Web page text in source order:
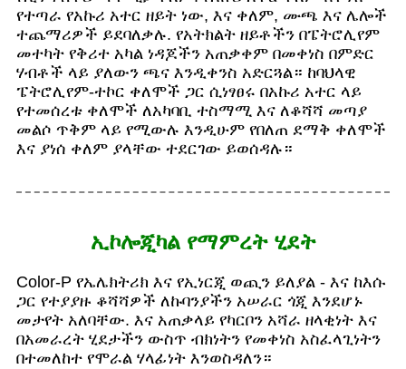
የተጣራ የአኩሪ አተር ዘይት ነው, እና ቀለም, ሙጫ እና ሌሎች
ተጨማሪዎች ይደባለቃሉ. የአትክልት ዘይቶችን በፔትሮሊየም
መተካት የቅሪተ አካል ነዳጆችን አጠቃቀም በመቀነስ በምድር
ሃብቶች ላይ ያለውን ጫና እንዲቀንስ አድርጓል። ከባህላዊ
ፔትሮሊየም-ተኮር ቀለሞች ጋር ሲነፃፀሩ በአኩሪ አተር ላይ
የተመሰረቱ ቀለሞች ለአካባቢ ተስማሚ እና ለቆሻሻ መጣያ
መልሶ ጥቅም ላይ የሚውሉ እንዲሁም የበለጠ ደማቅ ቀለሞች
እና ያነሰ ቀለም ያላቸው ተደርገው ይወሰዳሉ።
ኢኮሎጂካል የማምረት ሂደት
Color-P የኤሌክትሪክ እና የኢነርጂ ወጪን ይለያል - እና ከእሱ
ጋር የተያያዙ ቆሻሻዎች ለኩባንያችን አሠራር ጎጂ እንደሆኑ
መታየት አለባቸው. እና አጠቃላይ የካርቦን አሻራ ዘላቂነት እና
በአመራረት ሂደታችን ውስጥ ብክነትን የመቀነስ አስፈላጊነትን
በተመለከተ የሞራል ሃላፊነት እንወስዳለን።